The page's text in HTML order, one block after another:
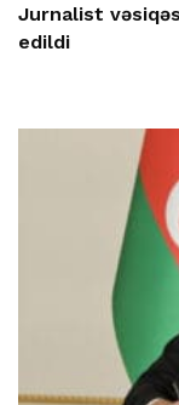
Jurnalist
edildi